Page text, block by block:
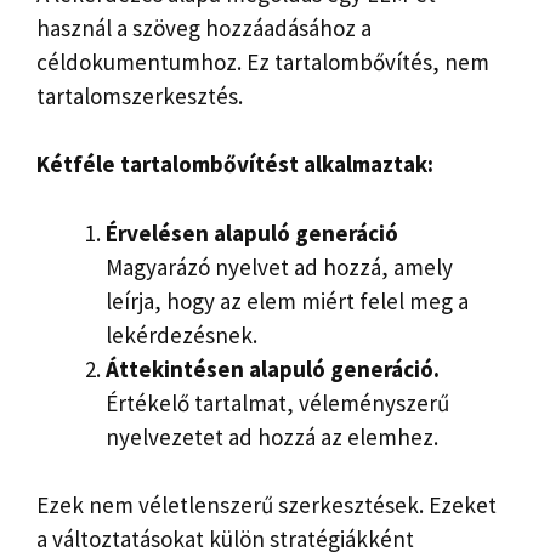
használ a szöveg hozzáadásához a
céldokumentumhoz. Ez tartalombővítés, nem
tartalomszerkesztés.
Kétféle tartalombővítést alkalmaztak:
Érvelésen alapuló generáció
Magyarázó nyelvet ad hozzá, amely
leírja, hogy az elem miért felel meg a
lekérdezésnek.
Áttekintésen alapuló generáció.
Értékelő tartalmat, véleményszerű
nyelvezetet ad hozzá az elemhez.
Ezek nem véletlenszerű szerkesztések. Ezeket
a változtatásokat külön stratégiákként